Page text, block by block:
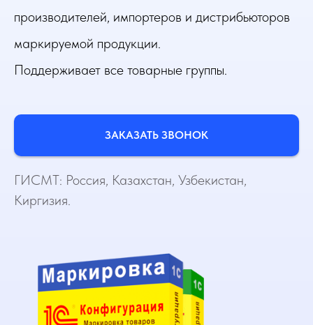
производителей, импортеров и дистрибьюторов
маркируемой продукции.
Поддерживает все товарные группы.
ЗАКАЗАТЬ ЗВОНОК
ГИСМТ: Россия, Казахстан, Узбекистан,
Киргизия.